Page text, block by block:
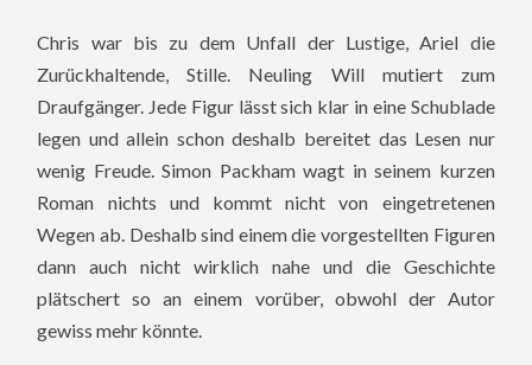
Chris war bis zu dem Unfall der Lustige, Ariel die
Zurückhaltende, Stille. Neuling Will mutiert zum
Draufgänger. Jede Figur lässt sich klar in eine Schublade
legen und allein schon deshalb bereitet das Lesen nur
wenig Freude. Simon Packham wagt in seinem kurzen
Roman nichts und kommt nicht von eingetretenen
Wegen ab. Deshalb sind einem die vorgestellten Figuren
dann auch nicht wirklich nahe und die Geschichte
plätschert so an einem vorüber, obwohl der Autor
gewiss mehr könnte.